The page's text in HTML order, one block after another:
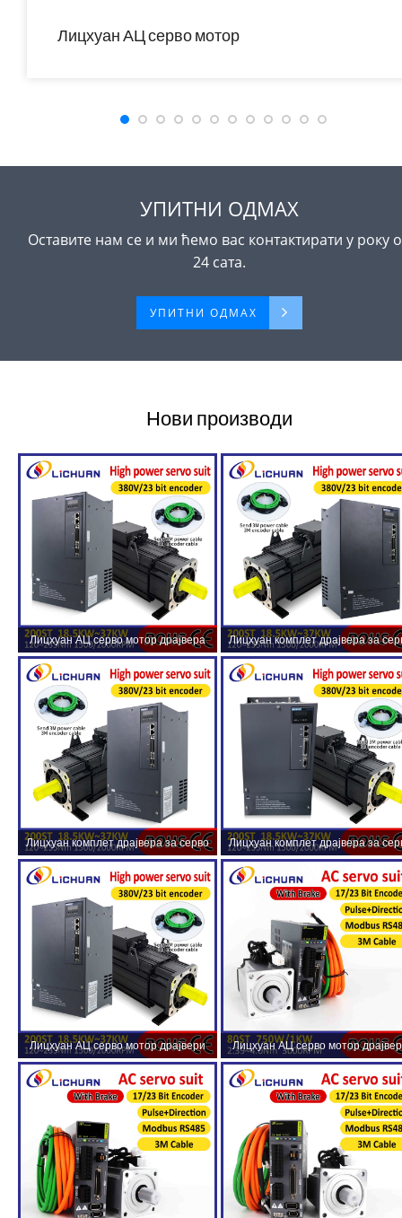
Лицхуан АЦ серво мотор
УПИТНИ ОДМАХ
Оставите нам се и ми ћемо вас контактирати у року
24 сата.
УПИТНИ ОДМАХ
Нови производи
Лицхуан АЦ серво мотор драјвера
ХИГХ ПОВЕР 235Н.м 37КВ АЦ380В
73А 1500/2000РПМ ИП65
Лицхуан комплет драјвера за
мотор наизменичне струје
ПОВЕР 191Н.м 30КВ АЦ380В
1500/2000РПМ ИП65
Лицхуан комплет драјвера за серво
мотор наизменичне струје ХИГХ
ПОВЕР 140Н.м 22КВ АЦ380В 44.7А
1500/2000РПМ ИП65
Лицхуан комплет драјвера за
мотор наизменичне струје
ПОВЕР 88Н.м 18.5КВ АЦ380В
1500/2000РПМ ИП65
Лицхуан АЦ серво мотор драјвери
комплет ХИГХ ПОВЕР 120Н.м
18.5КВ АЦ380В 31.8А 1500/2000РПМ
ИП65
Лицхуан АЦ серво мотор
комплет А8 високе прецизности
АБЗ 1001В 1КВ 4.0Н.м 220В
2500/3000РПМ ИП65